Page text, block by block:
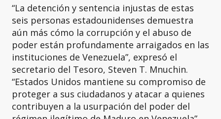
“La detención y sentencia injustas de estas
seis personas estadounidenses demuestra
aún más cómo la corrupción y el abuso de
poder están profundamente arraigados en las
instituciones de Venezuela”, expresó el
secretario del Tesoro, Steven T. Mnuchin.
“Estados Unidos mantiene su compromiso de
proteger a sus ciudadanos y atacar a quienes
contribuyen a la usurpación del poder del